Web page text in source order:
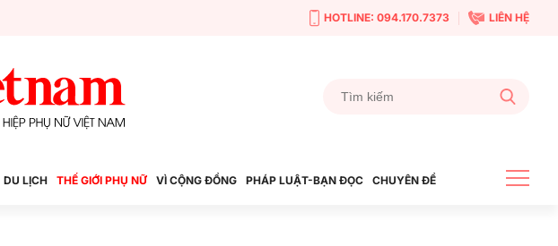
HOTLINE: 094.170.7373 LIÊN HỆ
DU LỊCH THẾ GIỚI PHỤ NỮ VÌ CỘNG ĐỒNG PHÁP LUẬT-BẠN ĐỌC CHUYÊN ĐỀ